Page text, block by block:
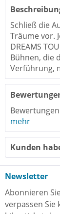
Schließ die
Träume vor.
DREAMS
Bühnen, die
Verführung,
mehr
Kunden
Newsletter
Abonnieren
verpassen Sie